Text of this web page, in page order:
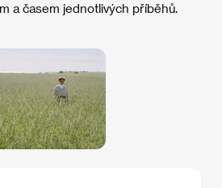
a časem jednotlivých příběhů.